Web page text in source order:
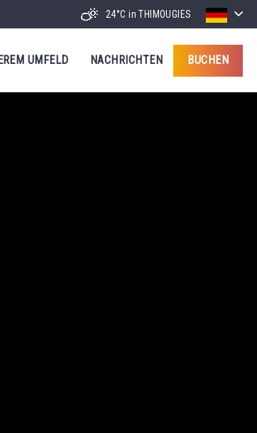
24°C in THIMOUGIES
UMFELD NACHRICHTEN BUCHEN